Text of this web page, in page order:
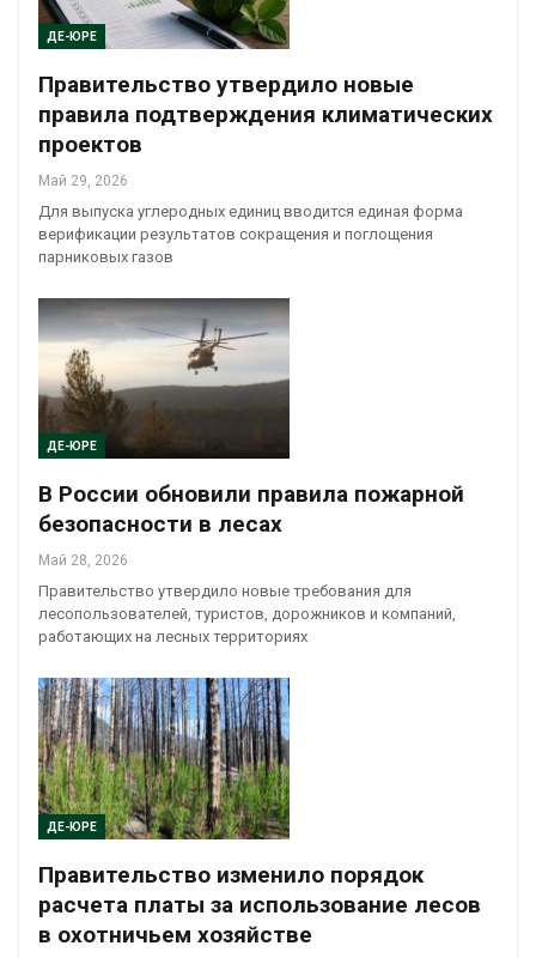
ДЕ-ЮРЕ
Правительство утвердило новые
правила подтверждения климатических
проектов
Май 29, 2026
Для выпуска углеродных единиц вводится единая форма
верификации результатов сокращения и поглощения
парниковых газов
ДЕ-ЮРЕ
В России обновили правила пожарной
безопасности в лесах
Май 28, 2026
Правительство утвердило новые требования для
лесопользователей, туристов, дорожников и компаний,
работающих на лесных территориях
ДЕ-ЮРЕ
Правительство изменило порядок
расчета платы за использование лесов
в охотничьем хозяйстве